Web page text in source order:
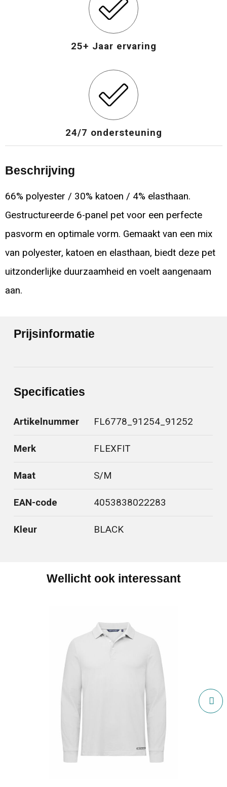
25+ Jaar ervaring
24/7 ondersteuning
Beschrijving
66% polyester / 30% katoen / 4% elasthaan.
Gestructureerde 6-panel pet voor een perfecte
pasvorm en optimale vorm. Gemaakt van een mix
van polyester, katoen en elasthaan, biedt deze pet
uitzonderlijke duurzaamheid en voelt aangenaam
aan.
Prijsinformatie
Specificaties
Artikelnummer FL6778_91254_91252
Merk FLEXFIT
Maat S/M
EAN-code 4053838022283
Kleur BLACK
Wellicht ook interessant